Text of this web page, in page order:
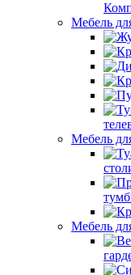
Мебель
Мебель
Мебель